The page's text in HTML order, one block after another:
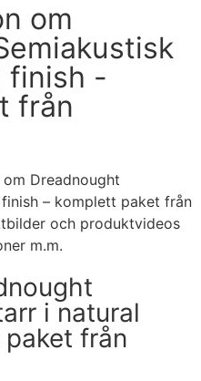
om
finish -
från
Dreadnought
– komplett paket från
och produktvideos
m.m.
i natural
från